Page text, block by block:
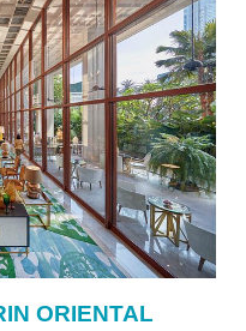
ORIENTAL